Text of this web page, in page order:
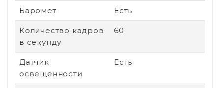
Баромет Есть
Количество кадров
в секунду
60
Датчик
освещенности
Есть